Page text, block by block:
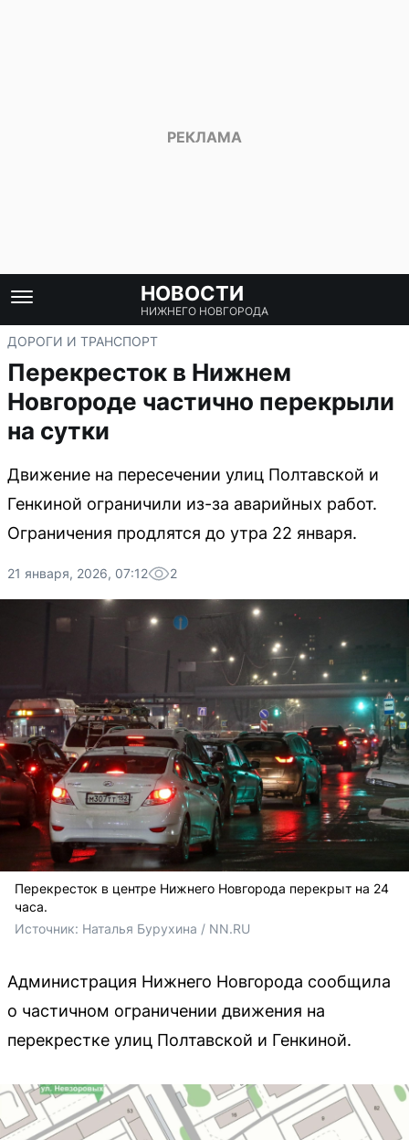
НОВОСТИ
НИЖНЕГО НОВГОРОДА
ДОРОГИ И ТРАНСПОРТ
Перекресток в Нижнем
Новгороде частично перекрыли
на сутки
Движение на пересечении улиц Полтавской и
Генкиной ограничили из-за аварийных работ.
Ограничения продлятся до утра 22 января.
21 января, 2026, 07:12 2
Перекресток в центре Нижнего Новгорода перекрыт на 24
часа.
Источник: Наталья Бурухина / NN.RU
Администрация Нижнего Новгорода сообщила
о частичном ограничении движения на
перекрестке улиц Полтавской и Генкиной.